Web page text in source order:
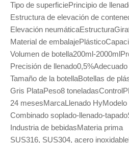
Tipo de superficiePrincipio de
Estructura de elevación de
Elevación neumáticaEstructura
Material de embalajePlástico
Volumen de botella200ml-2000ml
Precisión de llenado0,5%Adecuado
Tamaño de la botellaBotellas de
Gris PlataPeso8 toneladasControl
24 mesesMarcaLlenado HyModelo
Combinado soplado-llenado-tapado
Industria de bebidasMateria prima
SUS316, SUS304, acero inoxidable